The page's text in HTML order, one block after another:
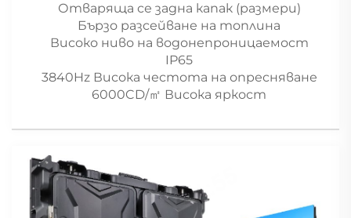
Отваряща се задна капак (размери)
Бързо разсейване на топлина
Високо ниво на водонепроницаемост
IP65
3840Hz Висока честота на опресняване
6000CD/㎡ Висока яркост